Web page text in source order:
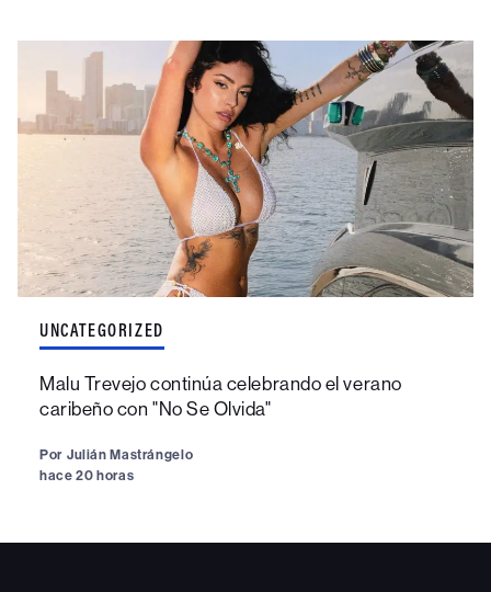
UNCATEGORIZED
Malu Trevejo continúa celebrando el verano
caribeño con "No Se Olvida"
Por Julián Mastrángelo
hace 20 horas